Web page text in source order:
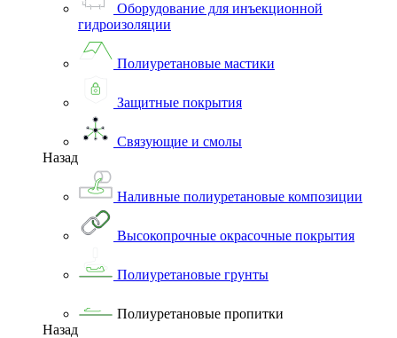
Оборудование для инъекционной
гидроизоляции
Полиуретановые мастики
Защитные покрытия
Связующие и смолы
Назад
Наливные полиуретановые композиции
Высокопрочные окрасочные покрытия
Полиуретановые грунты
Полиуретановые пропитки
Назад